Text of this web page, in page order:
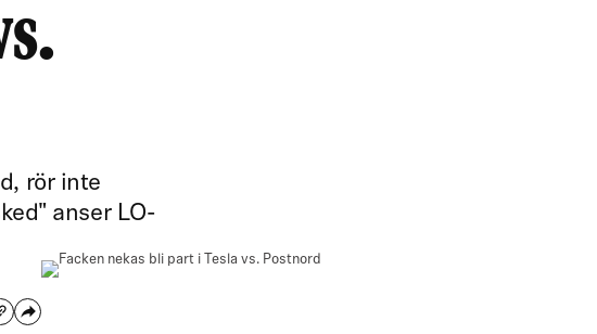
rör inte
anser LO-